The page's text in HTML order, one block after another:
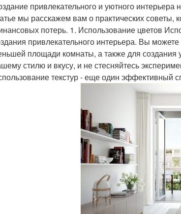
привлекательного и уютного
мы расскажем вам о практических советы,
потерь. 1. Использование цветов
привлекательного интерьера. Вы
площади комнаты, а также для
стилю и вкусу, и не стесняйтесь
текстур - еще один эффективный